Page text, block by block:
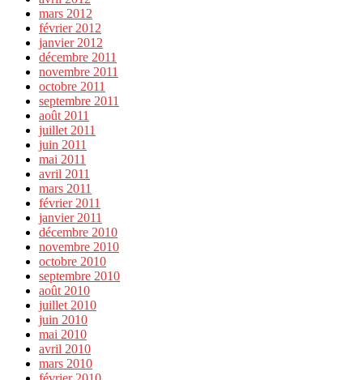
mars 2012
février 2012
janvier 2012
décembre 2011
novembre 2011
octobre 2011
septembre 2011
août 2011
juillet 2011
juin 2011
mai 2011
avril 2011
mars 2011
février 2011
janvier 2011
décembre 2010
novembre 2010
octobre 2010
septembre 2010
août 2010
juillet 2010
juin 2010
mai 2010
avril 2010
mars 2010